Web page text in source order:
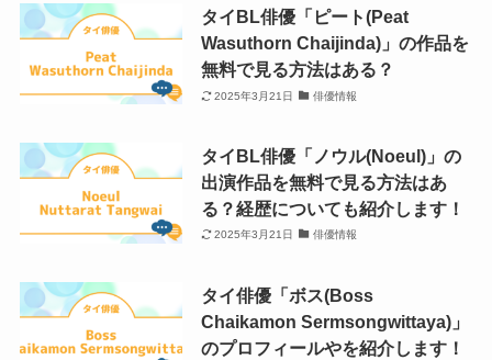
タイBL俳優「ピート(Peat
Wasuthorn Chaijinda)」の作品を
無料で見る方法はある？
2025年3月21日 俳優情報
タイBL俳優「ノウル(Noeul)」の
出演作品を無料で見る方法はあ
る？経歴についても紹介します！
2025年3月21日 俳優情報
タイ俳優「ボス(Boss
Chaikamon Sermsongwittaya)」
のプロフィールやを紹介します！